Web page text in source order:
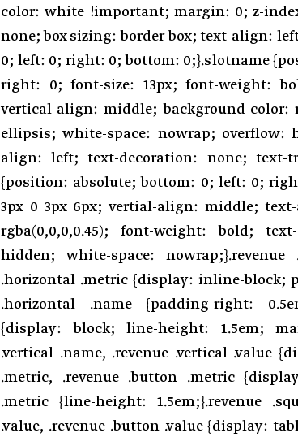
color: white !important; margin: 0; z-
none; box-sizing: border-box; text-align:
0; left: 0; right: 0; bottom: 0;}.slotname
right: 0; font-size: 13px; font-weight:
vertical-align: middle; background-color:
ellipsis; white-space: nowrap; overflow:
align: left; text-decoration: none; text-
{position: absolute; bottom: 0; left: 0;
3px 0 3px 6px; vertial-align: middle;
rgba(0,0,0,0.45); font-weight: bold;
hidden; white-space: nowrap;}.revenue
.horizontal .metric {display: inline-block;
.horizontal .name {padding-right:
{display: block; line-height: 1.5em;
.vertical .name, .revenue .vertical .value
.metric, .revenue .button .metric
.metric {line-height: 1.5em;}.revenue
.value, .revenue .button .value {display: